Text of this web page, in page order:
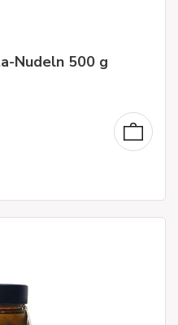
Nudeln 500 g